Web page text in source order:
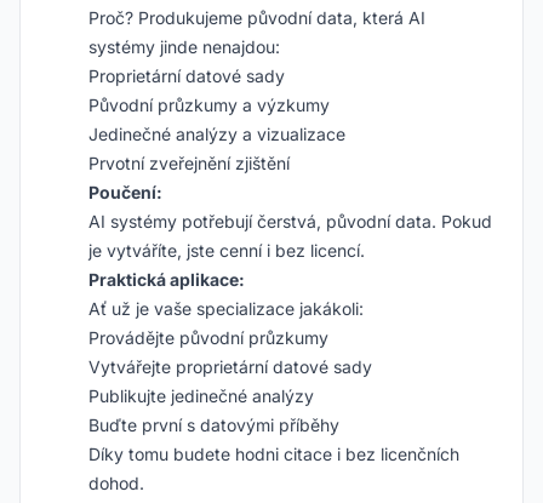
Proč? Produkujeme původní data, která AI
systémy jinde nenajdou:
Proprietární datové sady
Původní průzkumy a výzkumy
Jedinečné analýzy a vizualizace
Prvotní zveřejnění zjištění
Poučení:
AI systémy potřebují čerstvá, původní data. Pokud
je vytváříte, jste cenní i bez licencí.
Praktická aplikace:
Ať už je vaše specializace jakákoli:
Provádějte původní průzkumy
Vytvářejte proprietární datové sady
Publikujte jedinečné analýzy
Buďte první s datovými příběhy
Díky tomu budete hodni citace i bez licenčních
dohod.